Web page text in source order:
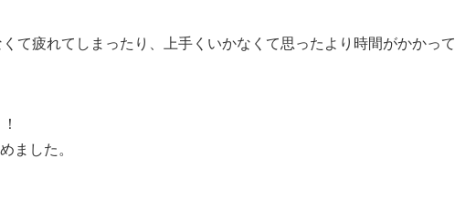
て疲れてしまったり、上手くいかなくて思ったより時間がかかって
ました。